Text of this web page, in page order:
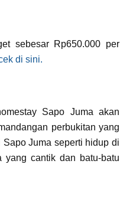
sebesar Rp650.000 per
di sini.
Sapo Juma akan
perbukitan yang
Juma seperti hidup di
yang cantik dan batu-batu